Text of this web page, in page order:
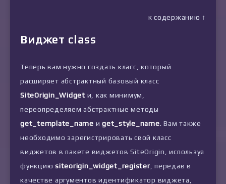
к содержанию ↑
Виджет class
Теперь вам нужно создать класс, который
расширяет абстрактный базовый класс
SiteOrigin_Widget и, как минимум,
переопределяем абстрактные методы
get_template_name и get_style_name. Вам также
необходимо зарегистрировать свой класс
виджетов в пакете виджетов SiteOrigin, используя
функцию siteorigin_widget_register , передав в
качестве аргументов идентификатор виджета,